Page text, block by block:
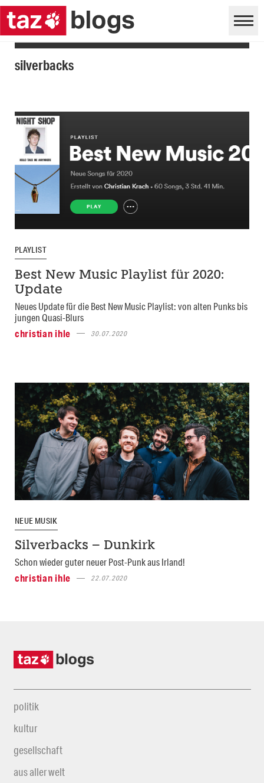
silverbacks
PLAYLIST
Best New Music Playlist für 2020:
Update
Neues Update für die Best New Music Playlist: von alten Punks bis
jungen Quasi-Blurs
christian ihle
30.07.2020
NEUE MUSIK
Silverbacks – Dunkirk
Schon wieder guter neuer Post-Punk aus Irland!
christian ihle
22.07.2020
politik
kultur
gesellschaft
aus aller welt